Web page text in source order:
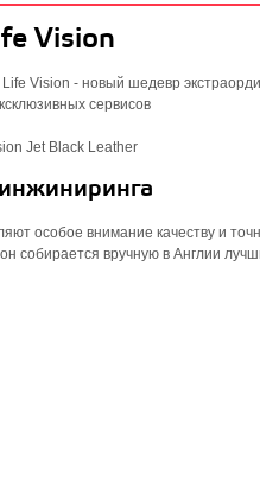
Vision
Vision - новый шедевр
сервисов
особое внимание качеству и
собирается вручную в Англии